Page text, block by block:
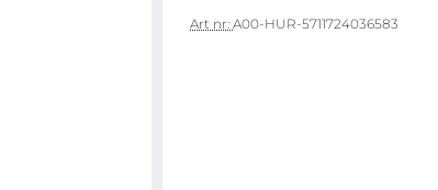
Art nr: A00-HUR-5711724036583